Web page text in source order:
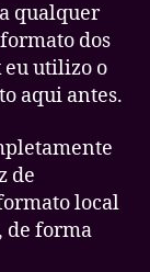
qualquer
dos
eu utilizo o
aqui antes.
de
local
de forma